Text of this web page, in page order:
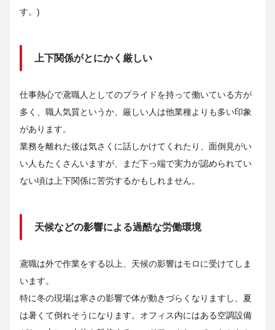
す。)
上下関係がとにかく厳しい
仕事熱心で鳶職人としてのプライドを持って働いている方が
多く、職人気質というか、厳しい人は他業種よりも多い印象
があります。
業務を離れた後は気さくに話しかけてくれたり、面倒見がい
い人もたくさんいますが、まだ下っ端で実力が認められてい
ない頃は上下関係に苦労するかもしれません。
天候などの影響による過酷な労働環境
鳶職は外で作業をする以上、天候の影響はモロに受けてしま
います。
特に冬の現場は寒さの影響で体が動きづらくなりますし、夏
は暑くて倒れそうになります。オフィス内にはある空調設備